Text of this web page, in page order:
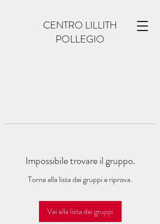
CENTRO LILLITH
POLLEGIO
Impossibile trovare il gruppo.
Torna alla lista dei gruppi e riprova.
Vai alla lista dei gruppi